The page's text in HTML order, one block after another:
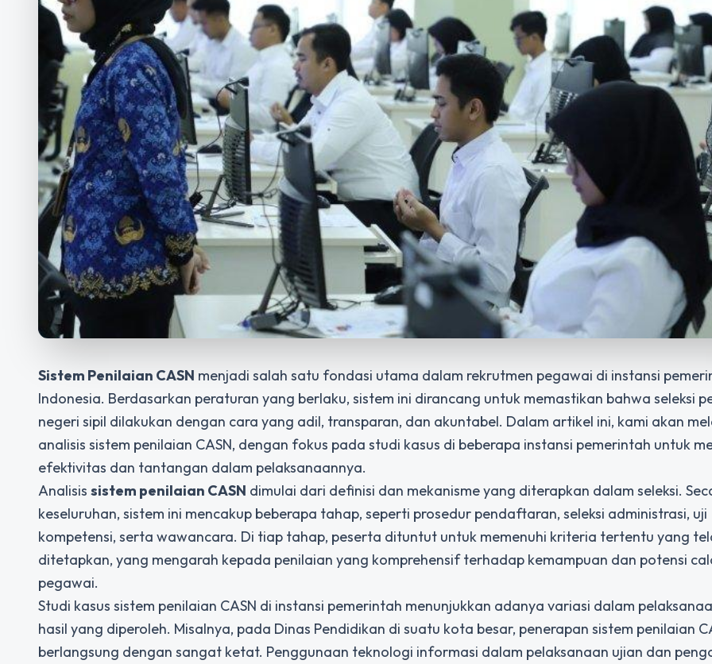
Sistem Penilaian CASN menjadi salah satu fondasi utama dalam rekrutmen pegawai di instansi
Indonesia. Berdasarkan peraturan yang berlaku, sistem ini dirancang untuk memastikan bahwa seleksi
negeri sipil dilakukan dengan cara yang adil, transparan, dan akuntabel. Dalam artikel ini, kami akan
analisis sistem penilaian CASN, dengan fokus pada studi kasus di beberapa instansi pemerintah untuk
efektivitas dan tantangan dalam pelaksanaannya.
Analisis sistem penilaian CASN dimulai dari definisi dan mekanisme yang diterapkan dalam seleksi.
keseluruhan, sistem ini mencakup beberapa tahap, seperti prosedur pendaftaran, seleksi administrasi, uji
kompetensi, serta wawancara. Di tiap tahap, peserta dituntut untuk memenuhi kriteria tertentu yang
ditetapkan, yang mengarah kepada penilaian yang komprehensif terhadap kemampuan dan potensi
pegawai.
Studi kasus sistem penilaian CASN di instansi pemerintah menunjukkan adanya variasi dalam
hasil yang diperoleh. Misalnya, pada Dinas Pendidikan di suatu kota besar, penerapan sistem penilaian
berlangsung dengan sangat ketat. Penggunaan teknologi informasi dalam pelaksanaan ujian dan